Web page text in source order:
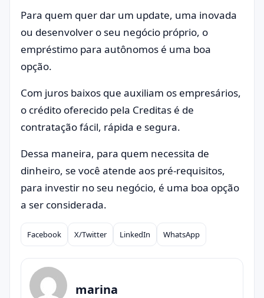
Para quem quer dar um update, uma inovada
ou desenvolver o seu negócio próprio, o
empréstimo para autônomos é uma boa
opção.
Com juros baixos que auxiliam os empresários,
o crédito oferecido pela Creditas é de
contratação fácil, rápida e segura.
Dessa maneira, para quem necessita de
dinheiro, se você atende aos pré-requisitos,
para investir no seu negócio, é uma boa opção
a ser considerada.
Compartilhar
Facebook X/Twitter LinkedIn WhatsApp
marina